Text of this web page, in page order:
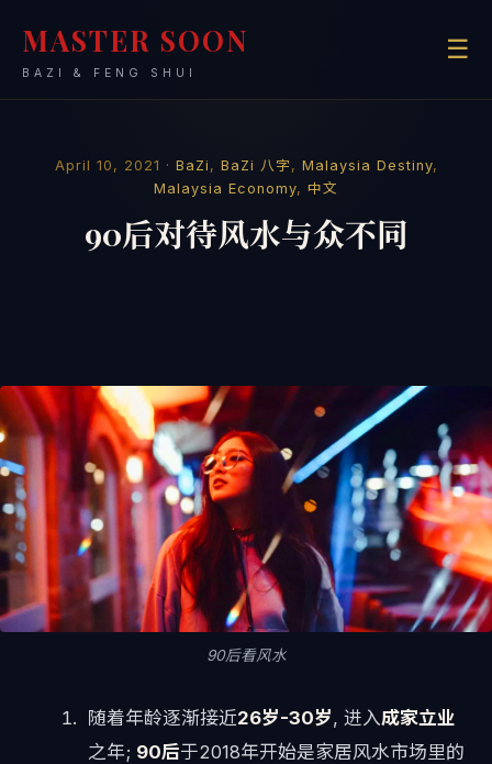
MASTER SOON
BAZI & FENG SHUI
☰
April 10, 2021 · BaZi , BaZi 八字 , Malaysia Destiny,
Malaysia Economy, 中文
90后对待风水与众不同
90后看风水
随着年龄逐渐接近26岁-30岁, 进入成家立业
之年; 90后于2018年开始是家居风水市场里的